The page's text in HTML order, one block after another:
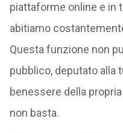
piattaforme online e in
abitiamo
Questa funzione non
pubblico, deputato alla
benessere della
non basta.